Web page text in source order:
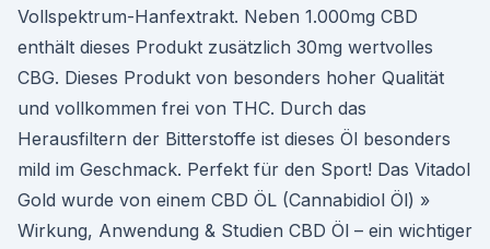
Vollspektrum-Hanfextrakt. Neben 1.000mg CBD
enthält dieses Produkt zusätzlich 30mg wertvolles
CBG. Dieses Produkt von besonders hoher Qualität
und vollkommen frei von THC. Durch das
Herausfiltern der Bitterstoffe ist dieses Öl besonders
mild im Geschmack. Perfekt für den Sport! Das Vitadol
Gold wurde von einem CBD ÖL (Cannabidiol Öl) »
Wirkung, Anwendung & Studien CBD Öl – ein wichtiger